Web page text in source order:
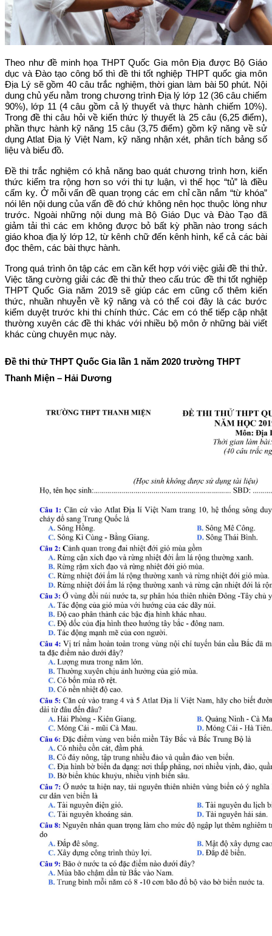
Theo như đề minh họa THPT Quốc Gia môn Địa được Bộ Giáo
dục và Đào tạo công bố thì đề thi tốt nghiệp THPT quốc gia môn
Địa Lý sẽ gồm 40 câu trắc nghiệm, thời gian làm bài 50 phút. Nội
dung chủ yếu nằm trong chương trình Địa lý lớp 12 (36 câu chiếm
90%), lớp 11 (4 câu gồm cả lý thuyết và thực hành chiếm 10%).
Trong đề thi câu hỏi về kiến thức lý thuyết là 25 câu (6,25 điểm),
phần thực hành kỹ năng 15 câu (3,75 điểm) gồm kỹ năng về sử
dụng Atlat Địa lý Việt Nam, kỹ năng nhận xét, phân tích bảng số
liệu và biểu đồ.
Đề thi trắc nghiệm có khả năng bao quát chương trình hơn, kiến
thức kiểm tra rộng hơn so với thi tự luận, vì thế học “tủ” là điều
cấm kỵ. Ở mỗi vấn đề quan trọng các em chỉ cần nắm “từ khóa”
nói lên nội dung của vấn đề đó chứ không nên học thuộc lòng như
trước. Ngoài những nội dung mà Bộ Giáo Dục và Đào Tạo đã
giảm tải thì các em không được bỏ bất kỳ phần nào trong sách
giáo khoa địa lý lớp 12, từ kênh chữ đến kênh hình, kể cả các bài
đọc thêm, các bài thực hành.
Trong quá trình ôn tập các em cần kết hợp với việc giải đề thi thử.
Việc tăng cường giải các đề thi thử theo cấu trúc đề thi tốt nghiệp
THPT Quốc Gia năm 2019 sẽ giúp các em cũng cố thêm kiến
thức, nhuần nhuyễn về kỹ năng và có thể coi đây là các bước
kiểm duyệt trước khi thi chính thức. Các em có thể tiếp cập nhật
thường xuyên các đề thi khác với nhiều bộ môn ở những bài viết
khác cùng chuyên mục này.
Đề thi thử THPT Quốc Gia lần 1 năm 2020 trường THPT
Thanh Miện – Hải Dương